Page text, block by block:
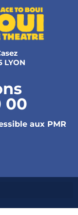
LYON
00
aux PMR